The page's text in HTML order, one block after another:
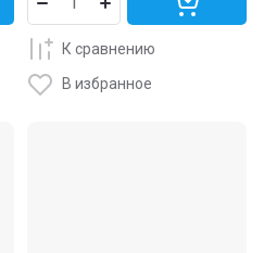
К сравнению
В избранное